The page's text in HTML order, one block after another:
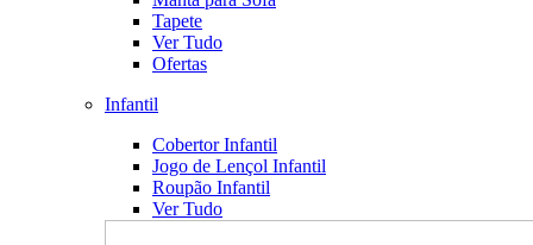
Tapete
Ver Tudo
Ofertas
Infantil
Cobertor Infantil
Jogo de Lençol Infantil
Roupão Infantil
Ver Tudo